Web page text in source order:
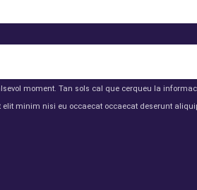
moment. Tan sols cal que cerqueu la
minim nisi eu occaecat occaecat deserunt